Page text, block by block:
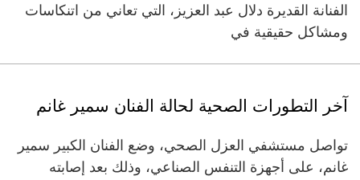
الفنانة القديرة دلال عبد العزيز، التي تعاني من اتنكاسات
ومشاكل حقيقية في
آخر التطورات الصحية لحالة الفنان سمير غانم
تواصل مستشفي العزل الصحي، وضع الفنان الكبير سمير
غانم، على أجهزة التنفس الصناعي، وذلك بعد إصابته